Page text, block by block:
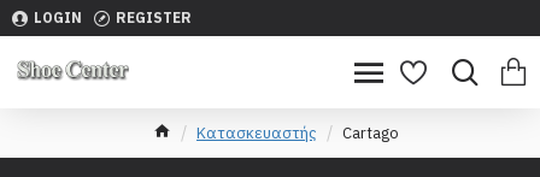
LOGIN REGISTER
Κατασκευαστής Cartago